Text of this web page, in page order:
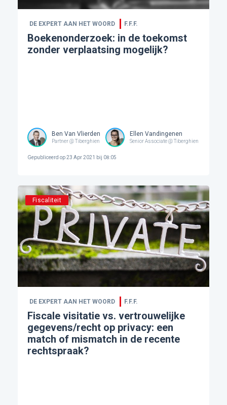
DE EXPERT AAN HET WOORD F.F.F.
Boekenonderzoek: in de toekomst
zonder verplaatsing mogelijk?
Ben Van Vlierden
Partner @ Tiberghien
Ellen Vandingenen
Senior Associate @ Tiberghien
Gepubliceerd op23 Apr 2021 bij 08:05
Fiscaliteit
DE EXPERT AAN HET WOORD F.F.F.
Fiscale visitatie vs. vertrouwelijke
gegevens/recht op privacy: een
match of mismatch in de recente
rechtspraak?